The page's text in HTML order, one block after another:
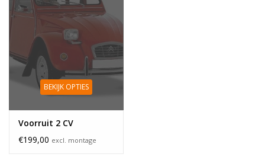
BEKIJK OPTIES
Voorruit 2 CV
€199,00 excl. montage